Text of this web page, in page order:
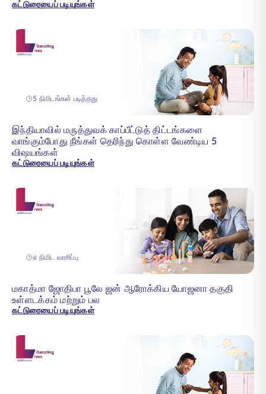
கட்டுரையைப் படியுங்கள்
5 நிமிடங்கள் படித்தது
இந்தியாவில் மருத்துவக் காப்பீட்டுத் திட்டங்களை
வாங்கும்போது நீங்கள் தெரிந்து கொள்ள வேண்டிய 5
விஷயங்கள்
கட்டுரையைப் படியுங்கள்
௰ நிமிட வாசிப்பு
மகாத்மா ஜோதிபா பூலே ஜன் ஆரோக்கிய யோஜனா தகுதி
உள்ளடக்கம் மற்றும் பல
கட்டுரையைப் படியுங்கள்